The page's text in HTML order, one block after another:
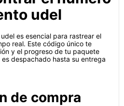
udel
es esencial para rastrear el
real. Este código único te
y el progreso de tu paquete
despachado hasta su entrega
de compra